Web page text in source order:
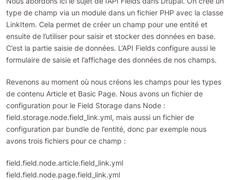
type de champ via un module dans un fichier PHP avec la classe
LinkItem. Cela permet de créer un champ pour une entité et
ensuite de l’utiliser pour saisir et stocker des données en base.
C’est la partie saisie de données. L’API Fields configure aussi le
formulaire de saisie et l’affichage des données de nos champs.
Revenons au moment où nous créons les champs pour les types
de contenu Article et Basic Page. Nous avons un fichier de
configuration pour le Field Storage dans Node :
field.storage.node.field_link.yml, mais aussi un fichier de
configuration par bundle de l’entité, donc par exemple nous
avons trois fichiers pour ce champ :
field.field.node.article.field_link.yml
field.field.node.page.field_link.yml